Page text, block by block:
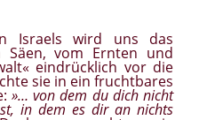
Israels wird uns das
Säen, vom Ernten und
eindrücklich vor die
sie in ein fruchtbares
»… von dem du dich nicht
in dem es dir an nichts